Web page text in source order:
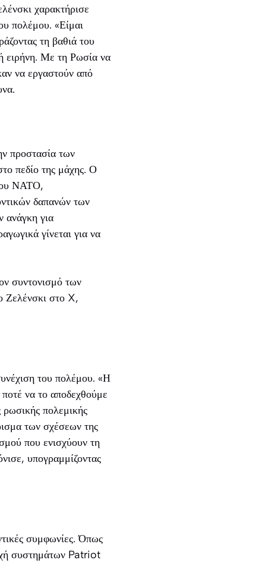
χαρακτήρισε
πολέμου. «Είμαι
τη βαθιά του
ειρήνη. Με τη Ρωσία να
να εργαστούν από
προστασία των
πεδίο της μάχης. Ο
ΝΑΤΟ,
δαπανών των
ανάγκη για
γίνεται για να
συντονισμό των
Ζελένσκι στο X,
του πολέμου. «Η
να το αποδεχθούμε
πολεμικής
των σχέσεων της
που ενισχύουν τη
υπογραμμίζοντας
συμφωνίες. Όπως
συστημάτων Patriot